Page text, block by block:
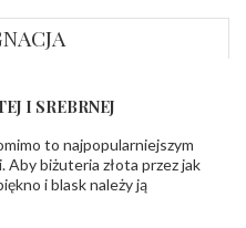
134 38-200 Jasło; NIP:
6850004631; tel.13 44 56 100;
,PZ Stelmach Sp. z o.o. ul.
805 Opole; NIP 7542889545;
54 90 100; biuro@stelmach.pl
I SREBRNEJ
to najpopularniejszym
Aby biżuteria złota przez jak
i blask należy ją